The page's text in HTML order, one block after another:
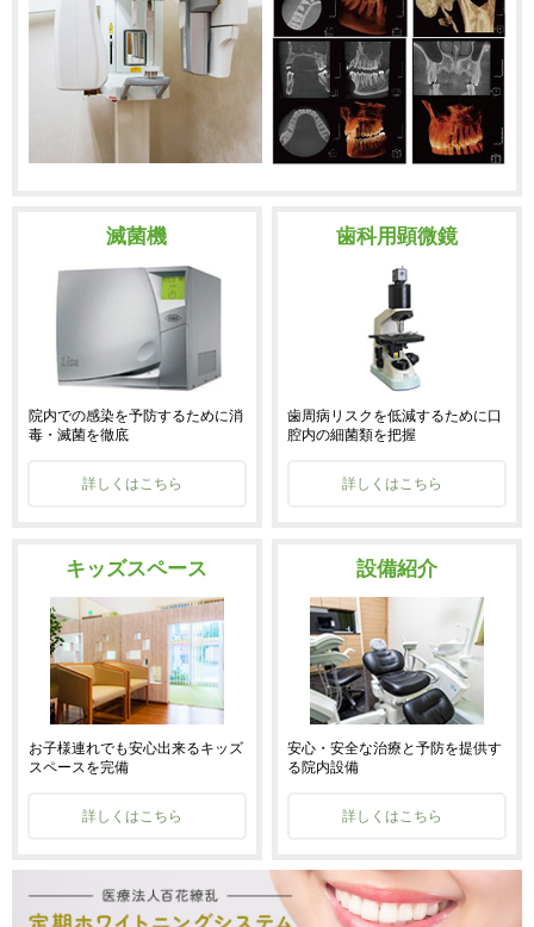
滅菌機
院内での感染を予防するために消
毒・滅菌を徹底
詳しくはこちら
歯科用顕微鏡
歯周病リスクを低減するために口
腔内の細菌類を把握
詳しくはこちら
キッズスペース
お子様連れでも安心出来るキッズ
スペースを完備
詳しくはこちら
設備紹介
安心・安全な治療と予防を提供す
る院内設備
詳しくはこちら